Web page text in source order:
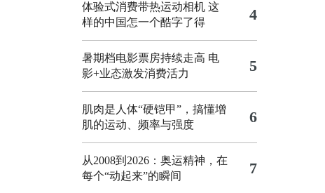
体验式消费带热运动相机 这
样的中国怎一个酷字了得
4
暑期档电影票房持续走高 电
影+业态激发消费活力
5
肌肉是人体“硬铠甲”，搞懂增
肌的运动、频率与强度
6
从2008到2026：奥运精神，在
每个“动起来”的瞬间
7